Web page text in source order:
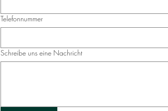
Telefonnummer
Schreibe uns eine Nachricht